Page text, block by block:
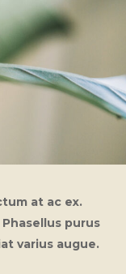
at ac ex.
purus
varius augue.